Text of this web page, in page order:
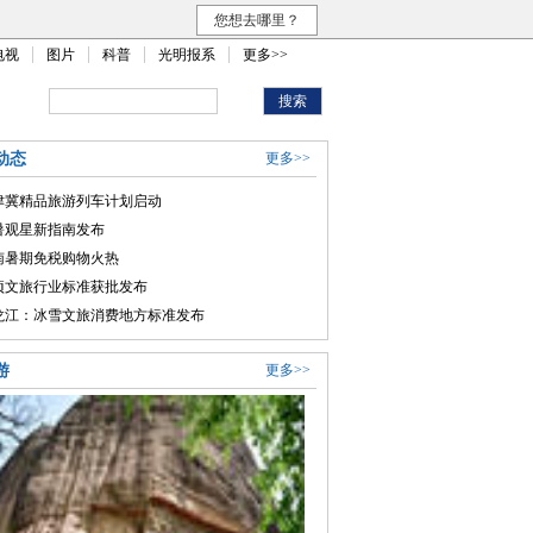
您想去哪里？
视 图片 科普 光明报系 更多>>
态 更多>>
冀精品旅游列车计划启动
观星新指南发布
暑期免税购物火热
文旅行业标准获批发布
江：冰雪文旅消费地方标准发布
更多>>